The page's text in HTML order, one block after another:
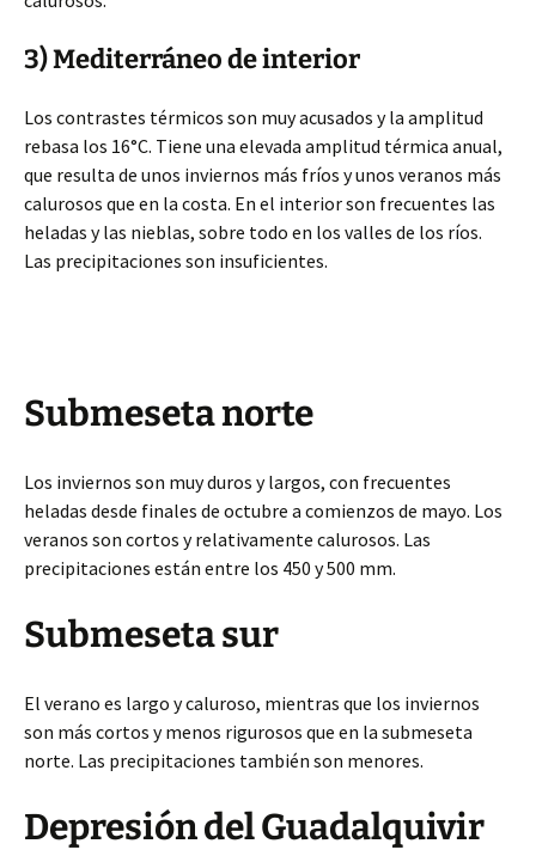
3) Mediterráneo de interior
Los contrastes térmicos son muy acusados y la amplitud
rebasa los 16°C. Tiene una elevada amplitud térmica anual,
que resulta de unos inviernos más fríos y unos veranos más
calurosos que en la costa. En el interior son frecuentes las
heladas y las nieblas, sobre todo en los valles de los ríos.
Las precipitaciones son insuficientes.
Submeseta norte
Los inviernos son muy duros y largos, con frecuentes
heladas desde finales de octubre a comienzos de mayo. Los
veranos son cortos y relativamente calurosos. Las
precipitaciones están entre los 450 y 500 mm.
Submeseta sur
El verano es largo y caluroso, mientras que los inviernos
son más cortos y menos rigurosos que en la submeseta
norte. Las precipitaciones también son menores.
Depresión del Guadalquivir